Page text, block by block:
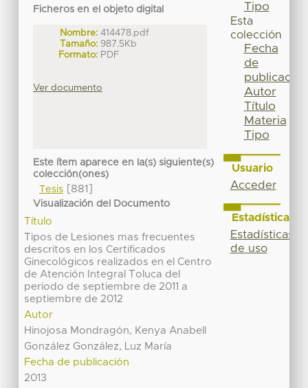
Ficheros en el objeto digital
Nombre: 414478.pdf
Tamaño: 987.5Kb
Formato: PDF
Ver documento
Este ítem aparece en la(s) siguiente(s)
colección(ones)
Tesis[881]
Visualización del Documento
Título
Tipos de Lesiones mas frecuentes
descritos en los Certificados
Ginecológicos realizados en el Centro
de Atención Integral Toluca del
periodo de septiembre de 2011 a
septiembre de 2012
Autor
Hinojosa Mondragón, Kenya Anabell
González González, Luz María
Fecha de publicación
2013
Tipo
Esta
colección
Fecha
de
publicación
Autor
Título
Materia
Tipo
Usuario
Acceder
Estadísticas
Estadísticas
de uso